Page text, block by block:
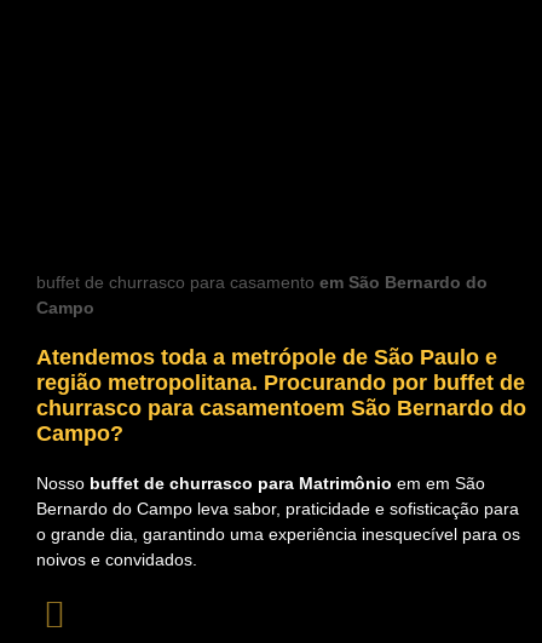
buffet de churrasco para casamento em São Bernardo do
Campo
Atendemos toda a metrópole de São Paulo e
região metropolitana. Procurando por buffet de
churrasco para casamentoem São Bernardo do
Campo?
Nosso buffet de churrasco para Matrimônio em em São
Bernardo do Campo leva sabor, praticidade e sofisticação para
o grande dia, garantindo uma experiência inesquecível para os
noivos e convidados.